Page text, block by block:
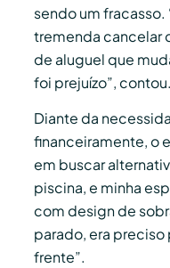
sendo um
tremenda cancelar
de aluguel que
foi prejuízo”, contou.
Diante da
financeiramente, o
em buscar
piscina, e minha
com design de
parado, era preciso
frente”.